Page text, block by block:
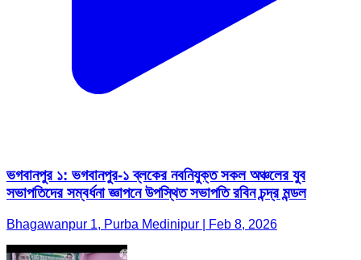
ভগবানপুর ১: ভগবানপুর-১ ব্লকের নবনিযুক্ত সকল অঞ্চলের যুব
সভাপতিদের সম্বর্ধনা জ্ঞাপনে উপস্থিত সভাপতি রবিন চন্দ্র মন্ডল
Bhagawanpur 1, Purba Medinipur | Feb 8, 2026